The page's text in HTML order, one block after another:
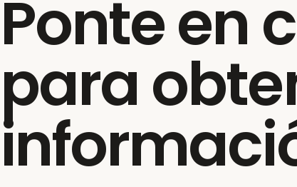
Ponte en
para